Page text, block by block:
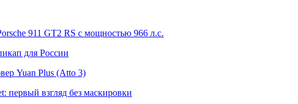
911 GT2 RS с мощностью 966 л.с.
для России
Yuan Plus (Atto 3)
первый взгляд без маскировки